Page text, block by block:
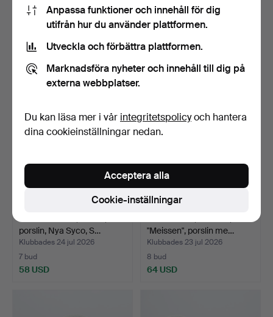
MOCKASERVIS, 18 delar,
lökmönster, porslin…
6 bud
53 USD
MATSERVIS, 58 delar,
benporslin med förgyl…
11 bud
106 USD
porslin, Nya Syco, S…
Klubbades 24 jul 2026
7 bud
58 USD
"Meissen", porslin me…
Klubbades 23 jul 2026
8 bud
64 USD
Anpassa funktioner och innehåll för dig
utifrån hur du använder plattformen.
Utveckla och förbättra plattformen.
Marknadsföra nyheter och innehåll till dig på
externa webbplatser.
Du kan läsa mer i vår integritetspolicyoch hantera
dina cookieinställningar nedan.
Cookie-inställningar
Acceptera alla